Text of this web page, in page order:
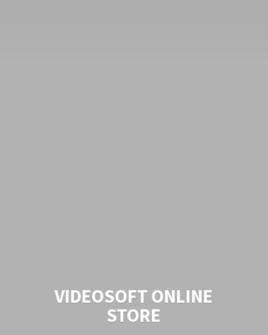
VIDEOSOFT ONLINE
STORE